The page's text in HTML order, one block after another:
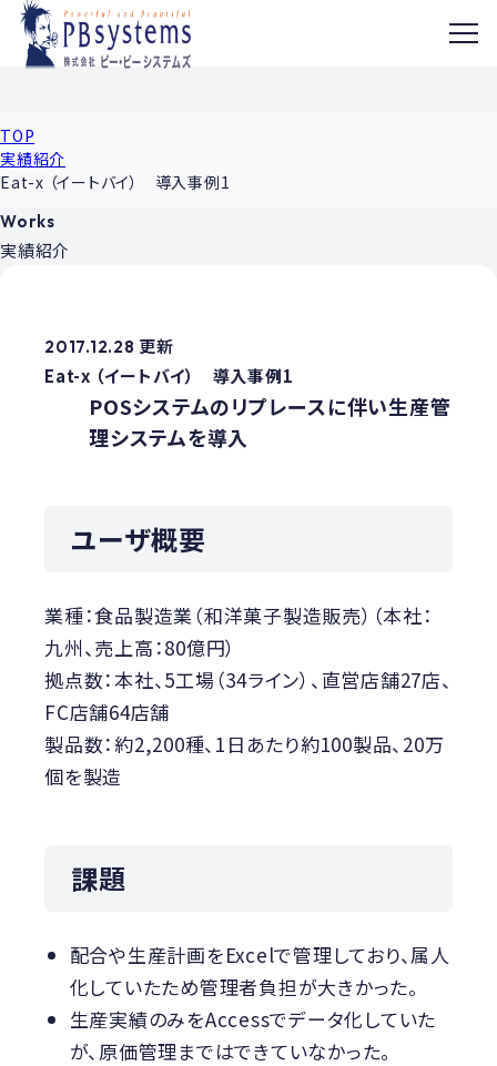
TOP
実績紹介
Eat-x （イートバイ） 導入事例1
Works
実績紹介
2017.12.28 更新
Eat-x （イートバイ） 導入事例1
POSシステムのリプレースに伴い生産管
理システムを導入
ユーザ概要
業種：食品製造業（和洋菓子製造販売）（本社：
九州、売上高：80億円）
拠点数：本社、5工場（34ライン）、直営店舗27店、
FC店舗64店舗
製品数：約2,200種、1日あたり約100製品、20万
個を製造
課題
配合や生産計画をExcelで管理しており、属人
化していたため管理者負担が大きかった。
生産実績のみをAccessでデータ化していた
が、原価管理まではできていなかった。